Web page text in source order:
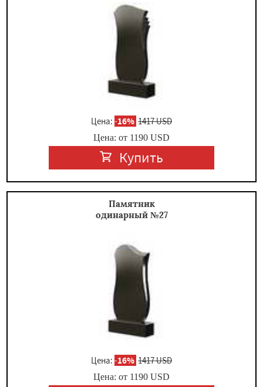
Цена: -16% 1417 USD
Цена: от 1190 USD
Купить
Памятник
одинарный №27
Цена: -16% 1417 USD
Цена: от 1190 USD